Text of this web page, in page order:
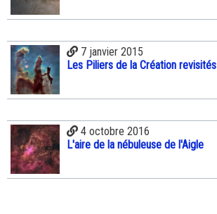
7 janvier 2015
Les Piliers de la Création revisités
4 octobre 2016
L'aire de la nébuleuse de l'Aigle